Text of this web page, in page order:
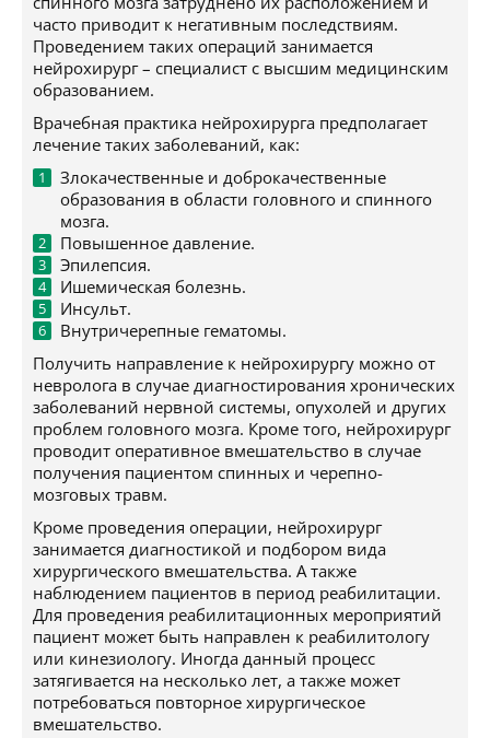
часто приводит к негативным последствиям.
Проведением таких операций занимается
нейрохирург – специалист с высшим медицинским
образованием.
Врачебная практика нейрохирурга предполагает
лечение таких заболеваний, как:
Злокачественные и доброкачественные
образования в области головного и спинного
мозга.
Повышенное давление.
Эпилепсия.
Ишемическая болезнь.
Инсульт.
Внутричерепные гематомы.
Получить направление к нейрохирургу можно от
невролога в случае диагностирования хронических
заболеваний нервной системы, опухолей и других
проблем головного мозга. Кроме того, нейрохирург
проводит оперативное вмешательство в случае
получения пациентом спинных и черепно-
мозговых травм.
Кроме проведения операции, нейрохирург
занимается диагностикой и подбором вида
хирургического вмешательства. А также
наблюдением пациентов в период реабилитации.
Для проведения реабилитационных мероприятий
пациент может быть направлен к реабилитологу
или кинезиологу. Иногда данный процесс
затягивается на несколько лет, а также может
потребоваться повторное хирургическое
вмешательство.